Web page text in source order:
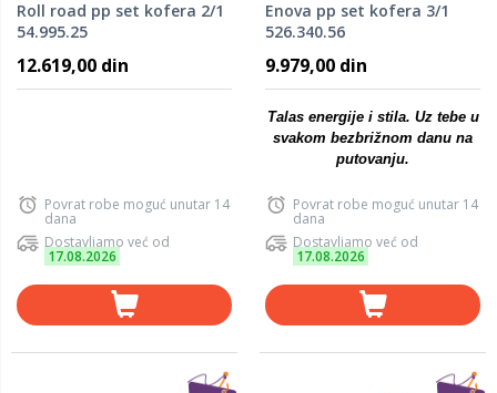
Roll road pp set kofera 2/1
54.995.25
12.619,00 din
Povrat robe moguć unutar 14
dana
Dostavljamo već od
17.08.2026
Enova pp set kofera 3/1
526.340.56
9.979,00 din
Talas energije i stila. Uz tebe u
svakom bezbrižnom danu na
putovanju.
Povrat robe moguć unutar 14
dana
Dostavljamo već od
17.08.2026